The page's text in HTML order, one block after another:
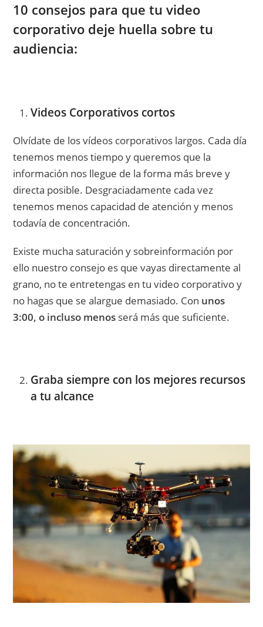
10 consejos para que tu video
corporativo deje huella sobre tu
audiencia:
Videos Corporativos cortos
Olvídate de los vídeos corporativos largos. Cada día
tenemos menos tiempo y queremos que la
información nos llegue de la forma más breve y
directa posible. Desgraciadamente cada vez
tenemos menos capacidad de atención y menos
todavía de concentración.
Existe mucha saturación y sobreinformación por
ello nuestro consejo es que vayas directamente al
grano, no te entretengas en tu video corporativo y
no hagas que se alargue demasiado. Con unos
3:00, o incluso menos será más que suficiente.
Graba siempre con los mejores recursos
a tu alcance